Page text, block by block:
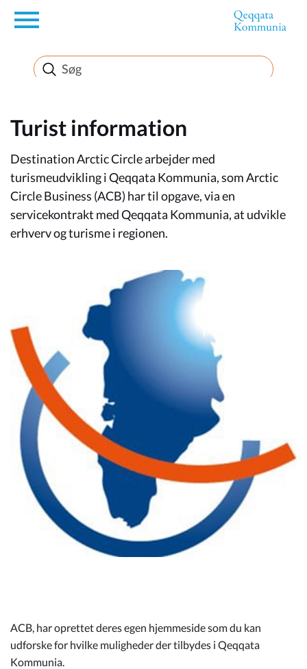
en
Borger
Erhverv
Politik
Turisme
Kommuneplan
Om Kommunen
Turist information
Destination Arctic Circle arbejder med
turismeudvikling i Qeqqata Kommunia, som Arctic
Circle Business (ACB) har til opgave, via en
servicekontrakt med Qeqqata Kommunia, at udvikle
erhverv og turisme i regionen.
ACB, har oprettet deres egen hjemmeside som du kan
udforske for hvilke muligheder der tilbydes i Qeqqata
Kommunia.